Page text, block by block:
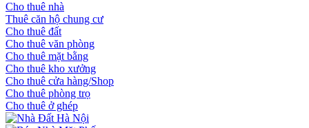
Cho thuê nhà
Thuê căn hộ chung cư
Cho thuê đất
Cho thuê văn phòng
Cho thuê mặt bằng
Cho thuê kho xưởng
Cho thuê cửa hàng/Shop
Cho thuê phòng trọ
Cho thuê ở ghép